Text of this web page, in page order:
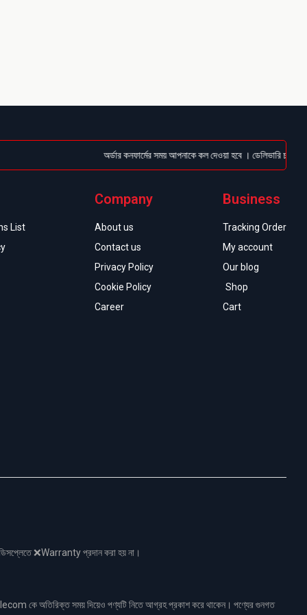
অর্ডার কনফার্মের সময় আপনাকে কল দেওয়া হবে । ডেলিভারি চার্জটা
List
Company
About us
Contact us
Privacy Policy
Cookie Policy
Career
Business
Tracking Order
My account
Our blog
Shop
Cart
❌Warranty প্রদান করা হয় না।
কে অতিরিক্ত সময় দিয়েও পণ্যটি নিতে আগ্রহ প্রকাশ করে থাকেন। পণ্যের গুনগত